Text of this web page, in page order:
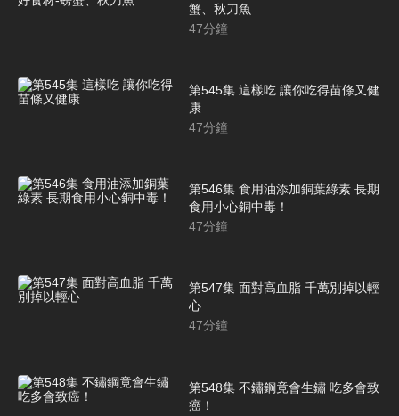
蟹、秋刀魚
47分鐘
第545集 這樣吃 讓你吃得苗條又健
康
47分鐘
第546集 食用油添加銅葉綠素 長期
食用小心銅中毒！
47分鐘
第547集 面對高血脂 千萬別掉以輕
心
47分鐘
第548集 不鏽鋼竟會生鏽 吃多會致
癌！